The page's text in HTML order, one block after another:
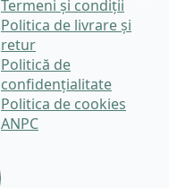
Termeni și condiții
Politica de livrare și
retur
Politică de
confidențialitate
Politica de cookies
ANPC